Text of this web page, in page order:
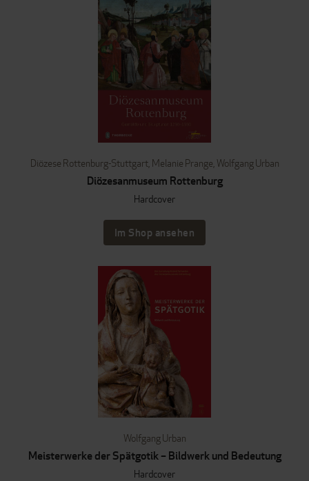
Diözese Rottenburg-Stuttgart, Melanie Prange, Wolfgang Urban
Diözesanmuseum Rottenburg
Hardcover
Im Shop ansehen
Wolfgang Urban
Meisterwerke der Spätgotik – Bildwerk und Bedeutung
Hardcover